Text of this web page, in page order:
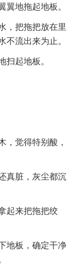
翼地拖起地板。
把拖把放在里
不流出来为止。
起地板。
觉得特别酸，
脏，灰尘都沉
起来把拖把绞
板，确定干净